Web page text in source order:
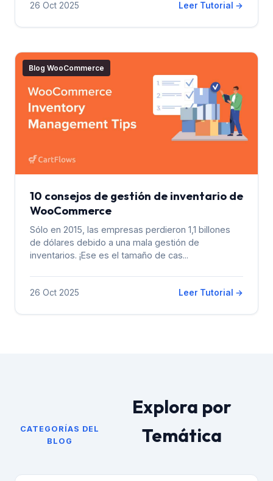
26 Oct 2025 Leer Tutorial →
Blog WooCommerce
10 consejos de gestión de inventario de
WooCommerce
Sólo en 2015, las empresas perdieron 1,1 billones
de dólares debido a una mala gestión de
inventarios. ¡Ese es el tamaño de cas...
26 Oct 2025 Leer Tutorial →
CATEGORÍAS DEL
BLOG
Explora por
Temática